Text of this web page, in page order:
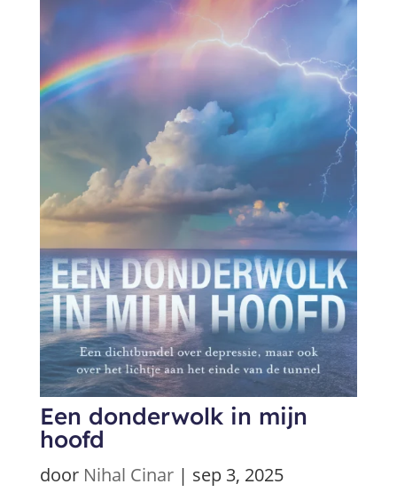
Een donderwolk in mijn
hoofd
door Nihal Cinar| sep 3, 2025